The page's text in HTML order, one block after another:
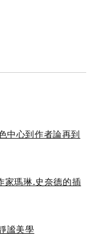
中心到作者論再到
家瑪琳.史奈德的插
謐美學